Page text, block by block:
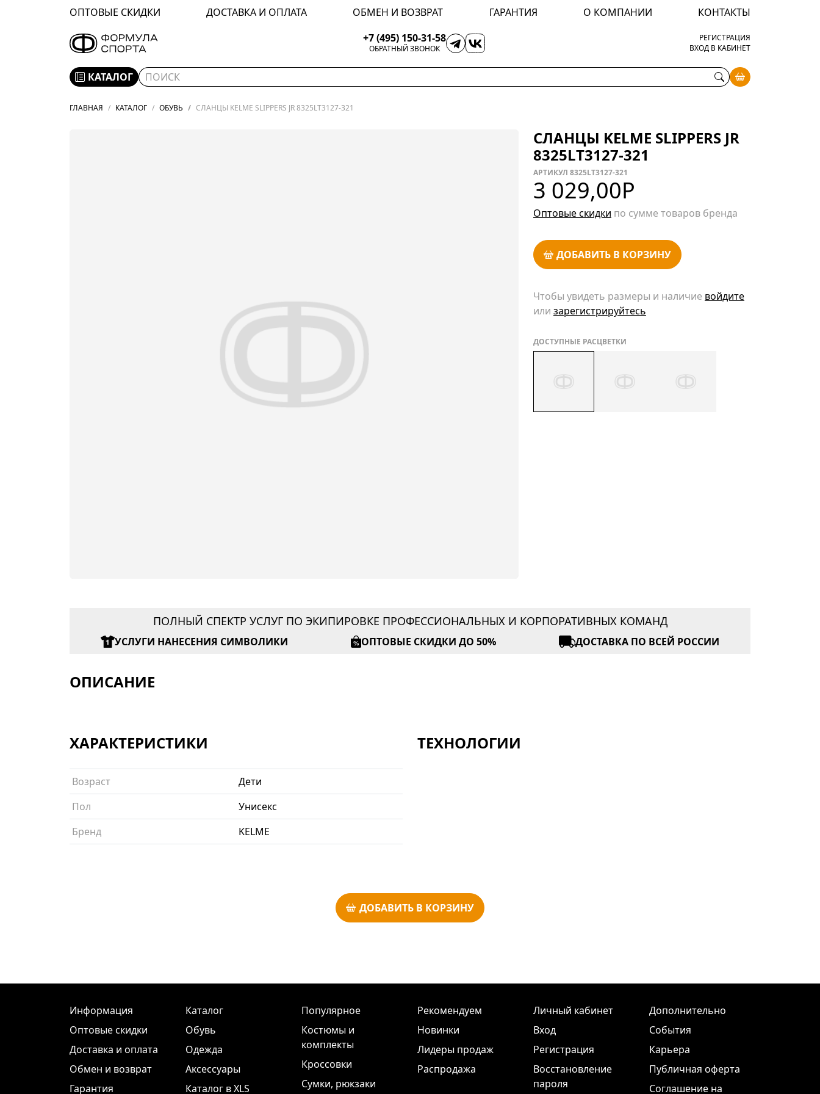
ОПТОВЫЕ СКИДКИ ДОСТАВКА И ОПЛАТА ОБМЕН И ВОЗВРАТ ГАРАНТИЯ О КОМПАНИИ
КОНТАКТЫ
+7 (495) 150-31-58
ОБРАТНЫЙ ЗВОНОК
РЕГИСТРАЦИЯ
ВХОД В КАБИНЕТ
КАТАЛОГ
ГЛАВНАЯ КАТАЛОГ ОБУВЬ СЛАНЦЫ KELME SLIPPERS JR 8325LT3127-321
СЛАНЦЫ KELME SLIPPERS JR
8325LT3127-321
АРТИКУЛ 8325LT3127-321
3 029,00Р
Оптовые скидки по сумме товаров бренда
ДОБАВИТЬ В КОРЗИНУ
Чтобы увидеть размеры и наличие войдите
или зарегистрируйтесь
ДОСТУПНЫЕ РАСЦВЕТКИ
ПОЛНЫЙ СПЕКТР УСЛУГ ПО ЭКИПИРОВКЕ ПРОФЕССИОНАЛЬНЫХ И КОРПОРАТИВНЫХ КОМАНД
УСЛУГИ НАНЕСЕНИЯ СИМВОЛИКИ ОПТОВЫЕ СКИДКИ ДО 50% ДОСТАВКА ПО ВСЕЙ РОССИИ
ОПИСАНИЕ
ХАРАКТЕРИСТИКИ
Возраст
Дети
Пол
Унисекс
Бренд
KELME
ТЕХНОЛОГИИ
ДОБАВИТЬ В КОРЗИНУ
Информация
Оптовые скидки
Доставка и оплата
Обмен и возврат
Гарантия
Каталог
Обувь
Одежда
Аксессуары
Каталог в XLS
Популярное
Костюмы и
комплекты
Кроссовки
Сумки, рюкзаки
Рекомендуем
Новинки
Лидеры продаж
Распродажа
Личный кабинет
Вход
Регистрация
Восстановление
пароля
Дополнительно
События
Карьера
Публичная оферта
Соглашение на